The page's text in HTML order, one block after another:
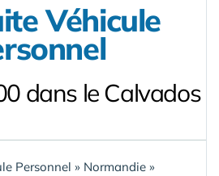
Véhicule
dans le Calvados
Personnel » Normandie »